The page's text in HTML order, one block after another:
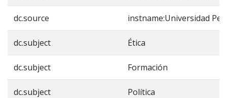
dc.source instname:Universidad
dc.subject Ética
dc.subject Formación
dc.subject Política